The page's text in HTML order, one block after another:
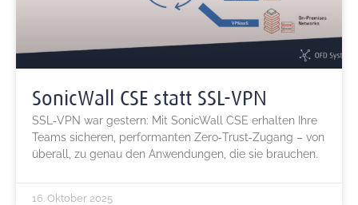
SonicWall CSE statt SSL‑VPN
SSL‑VPN war gestern: Mit SonicWall CSE erhalten Ihre
Teams sicheren, performanten Zero‑Trust‑Zugang – von
überall, zu genau den Anwendungen, die sie brauchen.
16. Oktober 2025